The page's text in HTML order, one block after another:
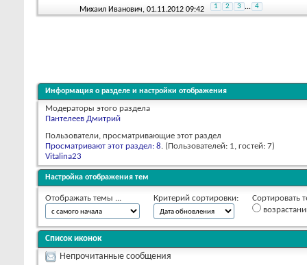
Михаил Иванович, 01.11.2012 09:42 1 2 3 ... 4
Информация о разделе и настройки отображения
Модераторы этого раздела
Пантелеев Дмитрий
Пользователи, просматривающие этот раздел
Просматривают этот раздел: 8. (Пользователей: 1, гостей: 7)
Vitalina23
Настройка отображения тем
Отображать темы ... Критерий сортировки:
Сортировать
Список иконок
Непрочитанные сообщения